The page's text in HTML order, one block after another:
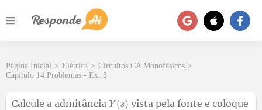
Página Inicial > Elétrica > Circuitos CA Monofásicos >
Capítulo 14.Problemas - Ex. 3
Calcule a admitância
vista pela fonte e coloque